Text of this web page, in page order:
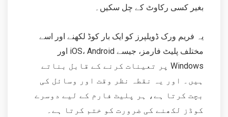
بغیر کسی رکاوٹ کے چل سکیں۔
یہ فریم ورک ڈویلپرز کو ایک بار کوڈ لکھنے اور اسے
مختلف پلیٹ فارمز، جیسے iOS، Android اور
Windows پر تعینات کرنے کے قابل بناتے
ہیں۔ اور یہ نقطہ نظر وقت اور وسائل کی
بچت کرتا ہے، ہر پلیٹ فارم کے لیے دوسرے
کوڈز لکھنے کی ضرورت کو ختم کرتا ہے۔